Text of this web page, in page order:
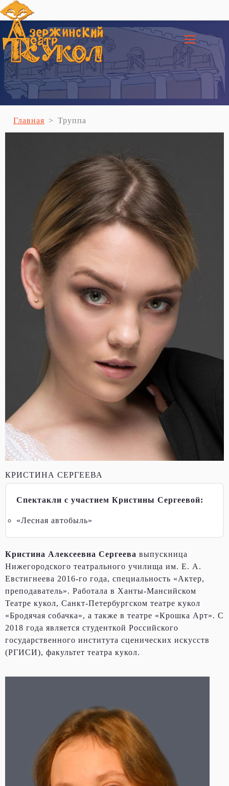
Главная Труппа
КРИСТИНА СЕРГЕЕВА
Спектакли с участием Кристины Сергеевой:
«Лесная автобыль»
Кристина Алексеевна Сергеева выпускница
Нижегородского театрального училища им. Е. А.
Евстигнеева 2016-го года, специальность «Актер,
преподаватель». Работала в Ханты-Мансийском
Театре кукол, Санкт-Петербургском театре кукол
«Бродячая собачка», а также в театре «Крошка Арт». С
2018 года является студенткой Российского
государственного института сценических искусств
(РГИСИ), факультет театра кукол.
≡